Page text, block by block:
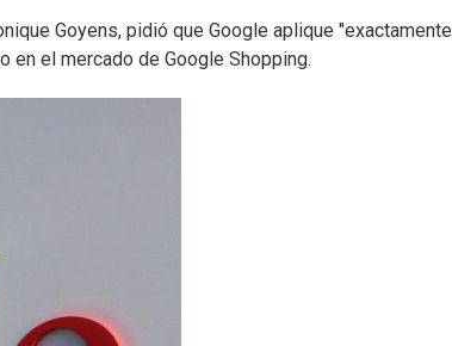
Goyens, pidió que Google aplique "exactamente
el mercado de Google Shopping.